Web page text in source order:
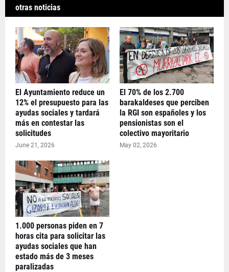
otras noticias
El Ayuntamiento reduce un
12% el presupuesto para las
ayudas sociales y tardará
más en contestar las
solicitudes
June 21, 2026
El 70% de los 2.700
barakaldeses que perciben
la RGI son españoles y los
pensionistas son el
colectivo mayoritario
May 02, 2026
1.000 personas piden en 7
horas cita para solicitar las
ayudas sociales que han
estado más de 3 meses
paralizadas